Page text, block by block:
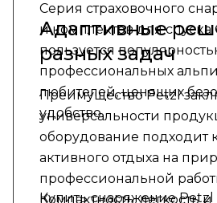
Серия страховочного
и комплектов для спуска
пользуется
профессиональных
любителей, ценящих
удобство.
Адаптивные
разных задач
Преимущество Petzl
универсальности
оборудование подходит
активного отдыха на
профессиональной
Компактность, легкость и
Купить снаряжение